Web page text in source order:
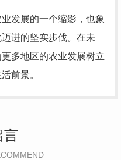
发展的一个缩影，也象
进的坚实步伐。在未
多地区的农业发展树立
前景。
言